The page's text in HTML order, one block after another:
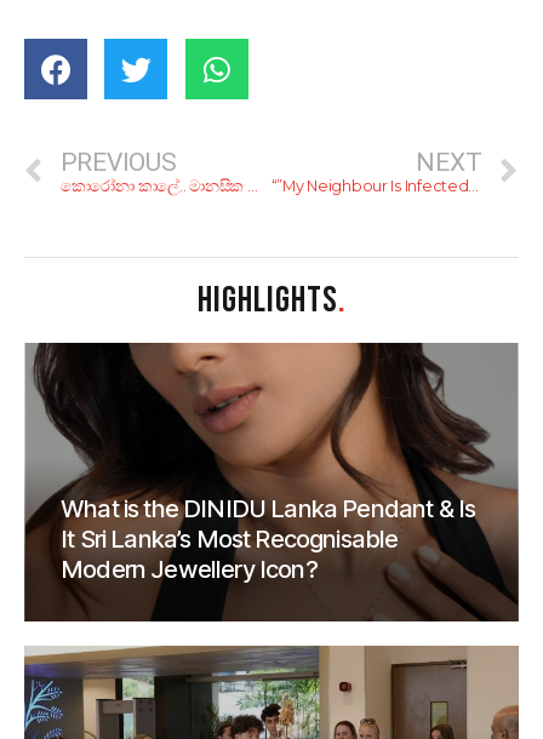
PREVIOUS
කොරෝනා කාලේ.. මානසික සෞඛ්‍යය යහපත්ව තියාගන්නෙ කොහොමද?
NEXT
“”My Neighbour Is Infected With COVID-19. What Should I Do?””
HIGHLIGHTS.
What is the DINIDU Lanka Pendant & Is
It Sri Lanka’s Most Recognisable
Modern Jewellery Icon?